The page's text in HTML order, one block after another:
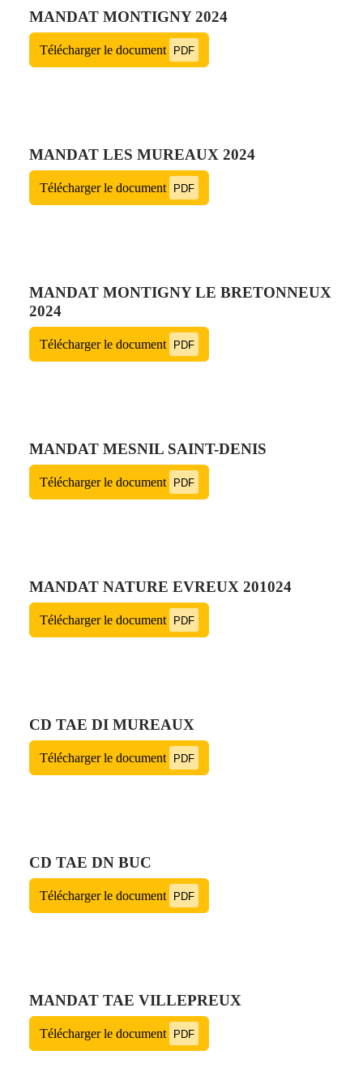
MANDAT MONTIGNY 2024
Télécharger le document PDF
MANDAT LES MUREAUX 2024
Télécharger le document PDF
MANDAT MONTIGNY LE BRETONNEUX
2024
Télécharger le document PDF
MANDAT MESNIL SAINT-DENIS
Télécharger le document PDF
MANDAT NATURE EVREUX 201024
Télécharger le document PDF
CD TAE DI MUREAUX
Télécharger le document PDF
CD TAE DN BUC
Télécharger le document PDF
MANDAT TAE VILLEPREUX
Télécharger le document PDF